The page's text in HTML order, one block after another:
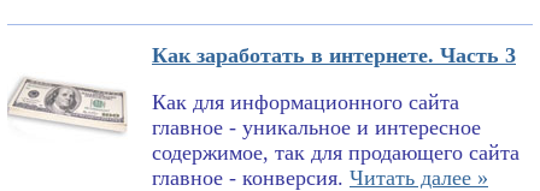
Как заработать в интернете. Часть 3
Как для информационного сайта
главное - уникальное и интересное
содержимое, так для продающего сайта
главное - конверсия. Читать далее »